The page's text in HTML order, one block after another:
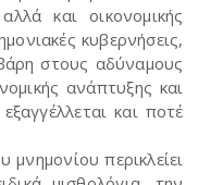
και οικονομικής
κυβερνήσεις,
στους αδύναμους
ανάπτυξης και
και ποτέ
περικλείει